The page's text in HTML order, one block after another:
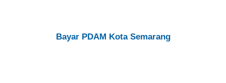
Bayar PDAM Kota Semarang